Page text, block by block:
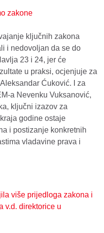
zakone
ključnih zakona
i nedovoljan da se do
23 i 24, jer će
u praksi, ocjenjuje za
Ćuković. I za
a Nevenku Vuksanović,
ključni izazov za
godine ostaje
i postizanje konkretnih
vladavine prava i
više prijedloga zakona i
v.d. direktorice u